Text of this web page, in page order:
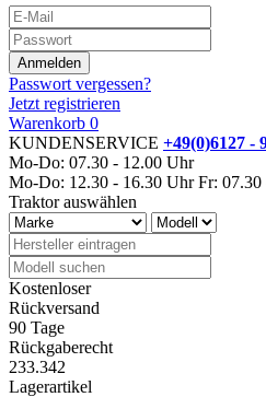
Passwort vergessen?
Jetzt registrieren
Warenkorb 0
KUNDENSERVICE +49(0)6127 -
Mo-Do: 07.30 - 12.00 Uhr
Mo-Do: 12.30 - 16.30 Uhr Fr:
Traktor auswählen
Kostenloser
Rückversand
90 Tage
Rückgaberecht
233.342
Lagerartikel